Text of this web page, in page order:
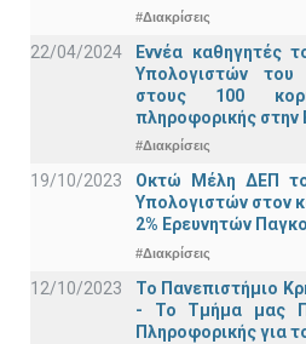
#Διακρίσεις
22/04/2024
Εννέα καθηγητές
Υπολογιστών του
στους 100
πληροφορικής στην
#Διακρίσεις
19/10/2023
Οκτώ Μέλη ΔΕΠ
Υπολογιστών στον
2% Ερευνητών
#Διακρίσεις
12/10/2023
Το Πανεπιστήμιο
- Το Τμήμα μας
Πληροφορικής για